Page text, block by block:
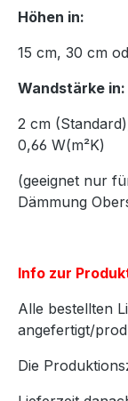
Höhen in:
15 cm, 30 cm
Wandstärke in:
2 cm
0,66 W(m²K)
(geeignet nur
Dämmung
Info zur
Alle bestellten
angefertigt/
Die